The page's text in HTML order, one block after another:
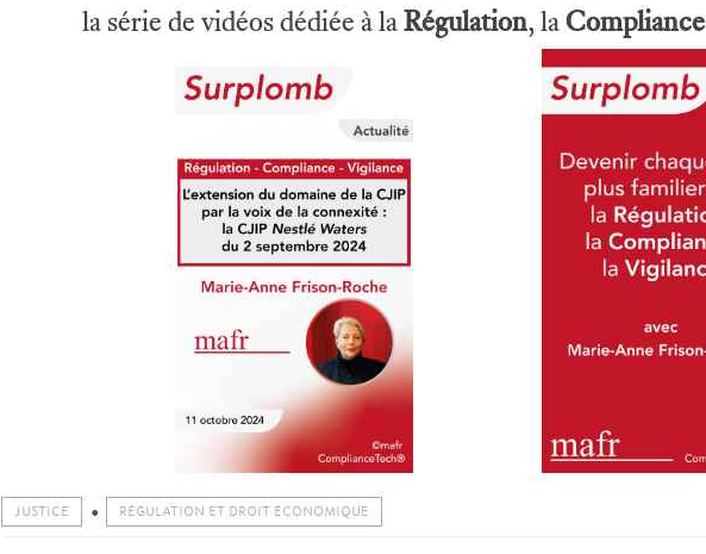
la série de vidéos dédiée à laRégulation, laCompliance
JUSTICE RÉGULATION ET DROIT ÉCONOMIQUE